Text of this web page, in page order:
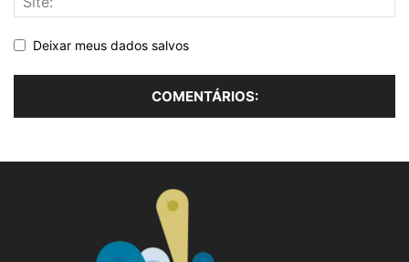
Deixar meus dados salvos